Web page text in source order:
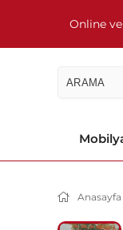
Online
Anasayfa